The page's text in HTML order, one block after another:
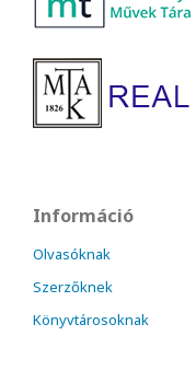
Információ
Olvasóknak
Szerzőknek
Könyvtárosoknak